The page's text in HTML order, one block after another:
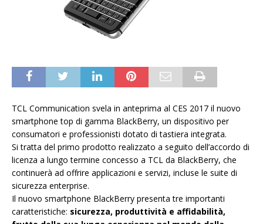
TCL Communication svela in anteprima al CES 2017 il nuovo
smartphone top di gamma BlackBerry, un dispositivo per
consumatori e professionisti dotato di tastiera integrata.
Si tratta del primo prodotto realizzato a seguito dell’accordo di
licenza a lungo termine concesso a TCL da BlackBerry, che
continuerà ad offrire applicazioni e servizi, incluse le suite di
sicurezza enterprise.
Il nuovo smartphone BlackBerry presenta tre importanti
caratteristiche: sicurezza, produttività e affidabilità,